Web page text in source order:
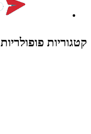
קטגוריות פופולריות